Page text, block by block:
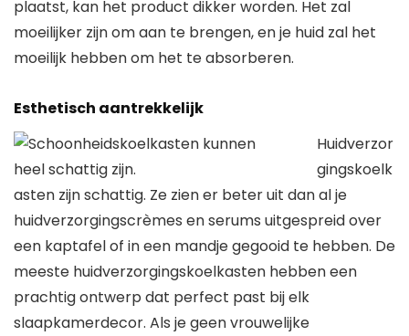
plaatst, kan het product dikker worden. Het zal
moeilijker zijn om aan te brengen, en je huid zal het
moeilijk hebben om het te absorberen.
Esthetisch aantrekkelijk
Huidverzor
gingskoelk
asten zijn schattig. Ze zien er beter uit dan al je
huidverzorgingscrèmes en serums uitgespreid over
een kaptafel of in een mandje gegooid te hebben. De
meeste huidverzorgingskoelkasten hebben een
prachtig ontwerp dat perfect past bij elk
slaapkamerdecor. Als je geen vrouwelijke